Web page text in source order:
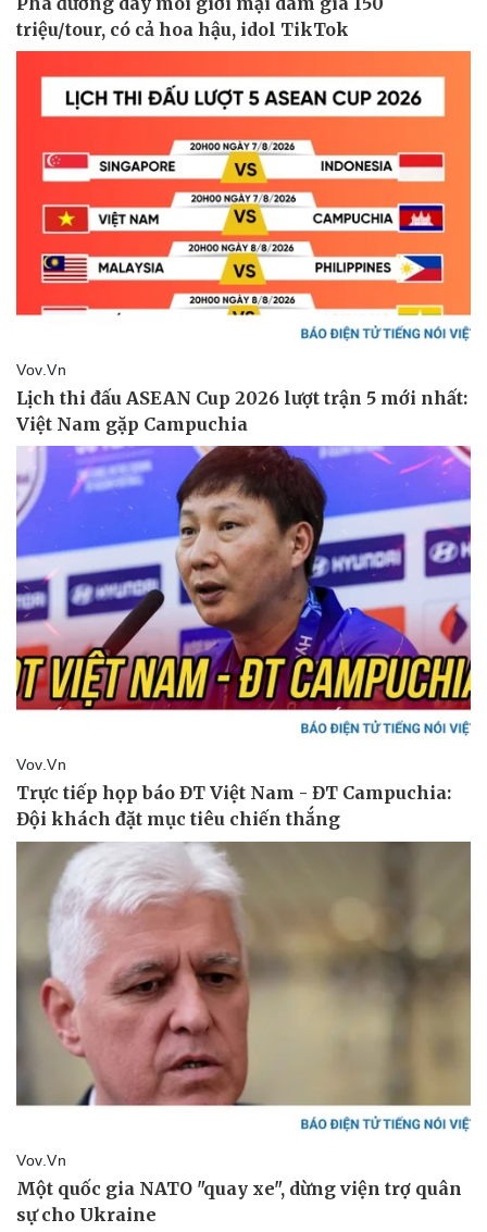
Pháp luật
Tin nóng
Tư vấn luật
Quân sự - Quốc phòng